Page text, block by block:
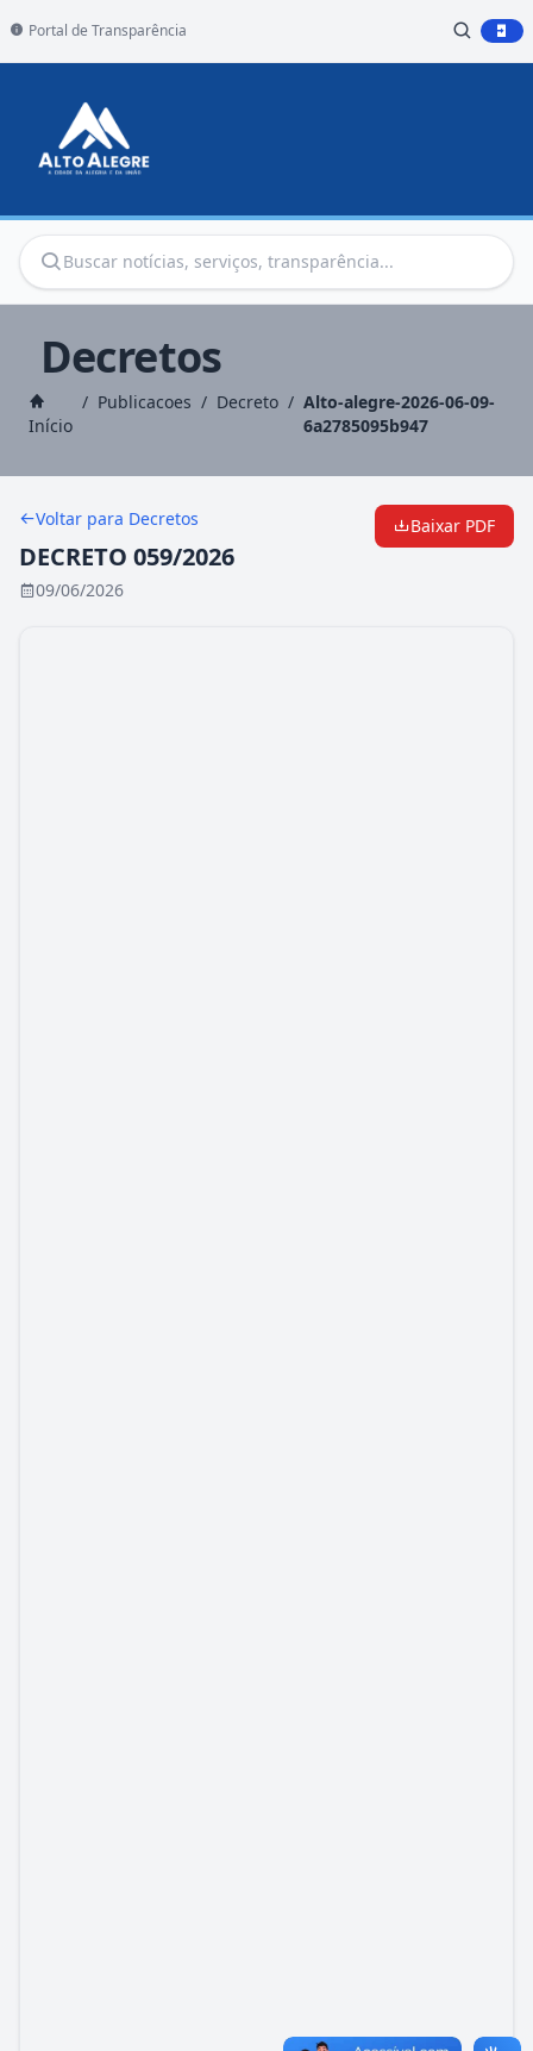
Portal de Transparência
Decretos
Início
/ Publicacoes / Decreto / Alto-alegre-2026-06-09-
6a2785095b947
Voltar para Decretos
DECRETO 059/2026
09/06/2026
Baixar PDF